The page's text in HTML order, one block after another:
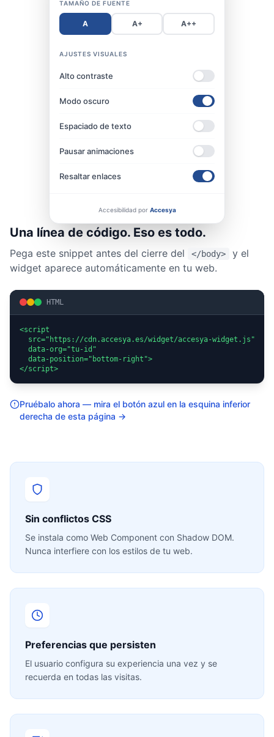
TAMAÑO DE FUENTE
A A+ A++
AJUSTES VISUALES
Alto contraste
Modo oscuro
Espaciado de texto
Pausar animaciones
Resaltar enlaces
Accesibilidad por Accesya
Una línea de código. Eso es todo.
Pega este snippet antes del cierre del </body>
y el
widget aparece automáticamente en tu web.
HTML
<script
  src="https://cdn.accesya.es/widget/accesya-widget.js"
  data-org="tu-id"
  data-position="bottom-right">
</script>
Pruébalo ahora — mira el botón azul en la esquina inferior
derecha de esta página →
Sin conflictos CSS
Se instala como Web Component con Shadow DOM.
Nunca interfiere con los estilos de tu web.
Preferencias que persisten
El usuario configura su experiencia una vez y se
recuerda en todas las visitas.